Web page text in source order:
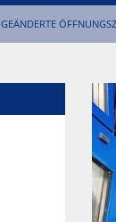
GEÄNDERTE